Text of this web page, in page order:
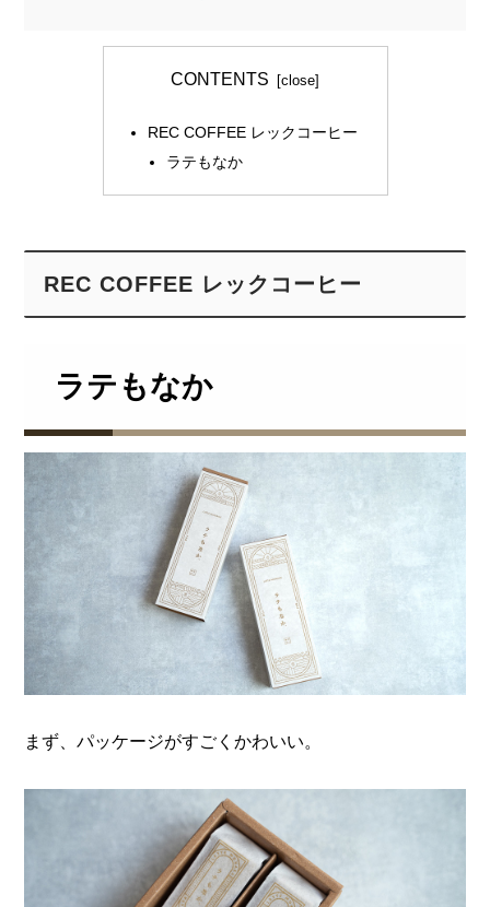
CONTENTS
REC COFFEE レックコーヒー
ラテもなか
REC COFFEE レックコーヒー
ラテもなか
まず、パッケージがすごくかわいい。